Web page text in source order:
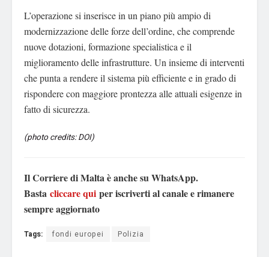
L’operazione si inserisce in un piano più ampio di
modernizzazione delle forze dell’ordine, che comprende
nuove dotazioni, formazione specialistica e il
miglioramento delle infrastrutture. Un insieme di interventi
che punta a rendere il sistema più efficiente e in grado di
rispondere con maggiore prontezza alle attuali esigenze in
fatto di sicurezza.
(photo credits: DOI)
Il Corriere di Malta è anche su WhatsApp.
Basta cliccare qui per iscriverti al canale e rimanere
sempre aggiornato
Tags: fondi europei Polizia